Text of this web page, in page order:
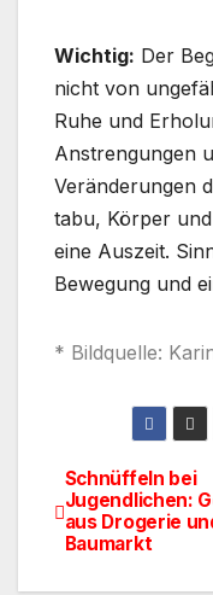
Wichtig: Der
nicht von
Ruhe und
Anstrengungen
Veränderungen
tabu, Körper
eine Auszeit.
Bewegung und
* Bildquelle:
Schnüffeln bei
Jugendlichen:
aus Drogerie
Baumarkt